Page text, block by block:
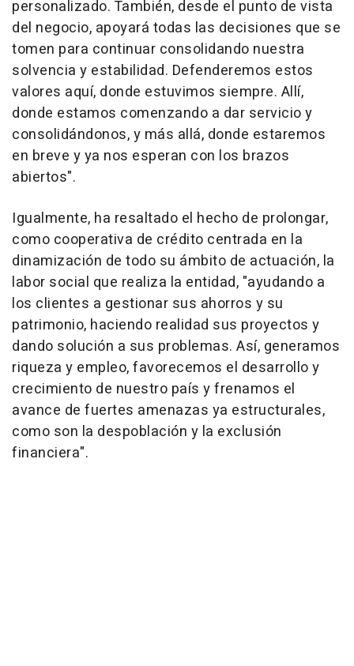
personalizado. También, desde el punto de vista
del negocio, apoyará todas las decisiones que se
tomen para continuar consolidando nuestra
solvencia y estabilidad. Defenderemos estos
valores aquí, donde estuvimos siempre. Allí,
donde estamos comenzando a dar servicio y
consolidándonos, y más allá, donde estaremos
en breve y ya nos esperan con los brazos
abiertos".
Igualmente, ha resaltado el hecho de prolongar,
como cooperativa de crédito centrada en la
dinamización de todo su ámbito de actuación, la
labor social que realiza la entidad, "ayudando a
los clientes a gestionar sus ahorros y su
patrimonio, haciendo realidad sus proyectos y
dando solución a sus problemas. Así, generamos
riqueza y empleo, favorecemos el desarrollo y
crecimiento de nuestro país y frenamos el
avance de fuertes amenazas ya estructurales,
como son la despoblación y la exclusión
financiera".